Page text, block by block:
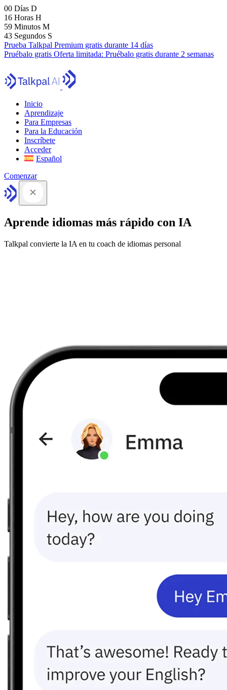
00 Días D
16 Horas H
59 Minutos M
41 Segundos S
Prueba Talkpal Premium gratis durante 14 días
Pruébalo gratis Oferta limitada: Pruébalo gratis durante 2 semanas
Inicio
Aprendizaje
Para Empresas
Para la Educación
Inscríbete
Acceder
Español
Comenzar
Aprende idiomas más rápido con IA
Talkpal convierte la IA en tu coach de idiomas personal